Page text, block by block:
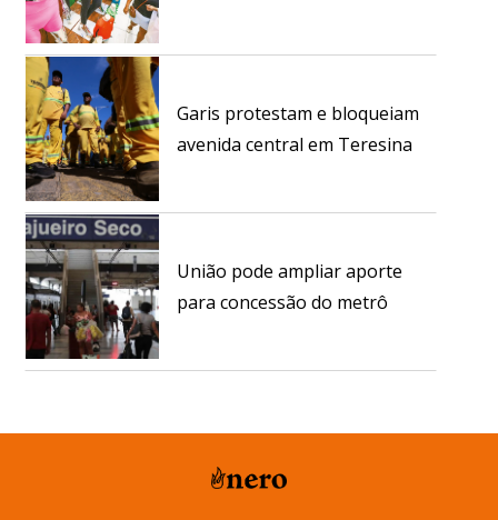
Garis protestam e bloqueiam
avenida central em Teresina
União pode ampliar aporte
para concessão do metrô